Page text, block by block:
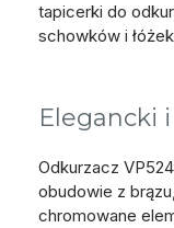
tapicerki do
schowków i
Elegancki
Odkurzacz
obudowie z
chromowane